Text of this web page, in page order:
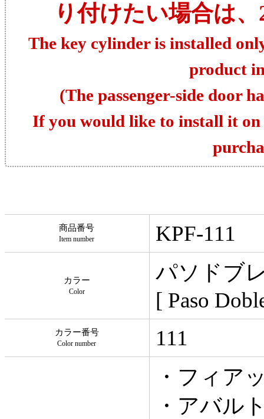
り付けたい場合は
The key cylinder is installed
product
(The passenger-side door
If you would like to install it on
商品番号
Item number KPF-111
カラー
Color
パソドブ
[ Paso
カラー番号
Color number 111
・フィア
・アバル